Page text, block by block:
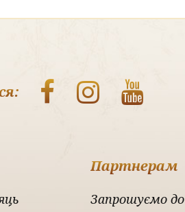
Партнерам
Запрошуємо до